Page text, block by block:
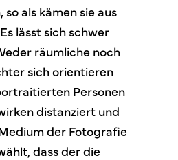
als kämen sie aus
lässt sich schwer
räumliche noch
sich orientieren
Personen
distanziert und
der Fotografie
dass der die